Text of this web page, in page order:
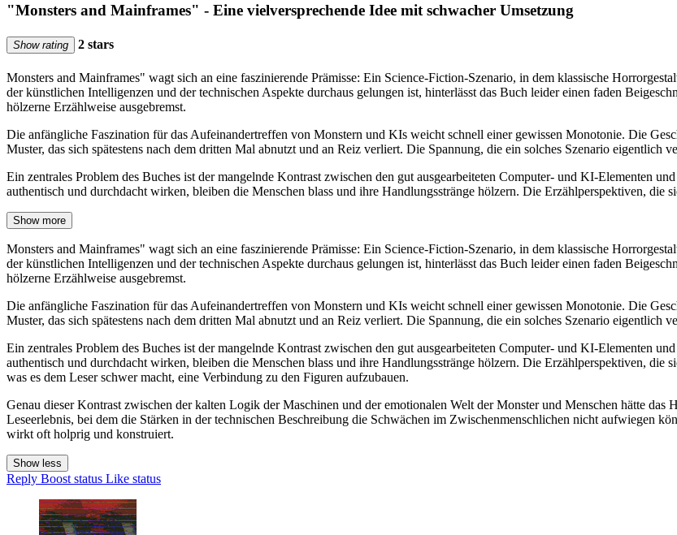
"Monsters and Mainframes" - Eine vielversprechende Idee mit schwacher Umsetzung
Show rating 2 stars
Monsters and Mainframes" wagt sich an eine faszinierende Prämisse: Ein Science-Fiction-Szenario, in dem klassische
der künstlichen Intelligenzen und der technischen Aspekte durchaus gelungen ist, hinterlässt das Buch leider einen faden
hölzerne Erzählweise ausgebremst.
Die anfängliche Faszination für das Aufeinandertreffen von Monstern und KIs weicht schnell einer gewissen Monotonie. Die
Muster, das sich spätestens nach dem dritten Mal abnutzt und an Reiz verliert. Die Spannung, die ein solches Szenario eigentlich
Ein zentrales Problem des Buches ist der mangelnde Kontrast zwischen den gut ausgearbeiteten Computer- und KI-Elementen
authentisch und durchdacht wirken, bleiben die Menschen blass und ihre Handlungsstränge hölzern. Die Erzählperspektiven, die
Show more
Monsters and Mainframes" wagt sich an eine faszinierende Prämisse: Ein Science-Fiction-Szenario, in dem klassische
der künstlichen Intelligenzen und der technischen Aspekte durchaus gelungen ist, hinterlässt das Buch leider einen faden
hölzerne Erzählweise ausgebremst.
Die anfängliche Faszination für das Aufeinandertreffen von Monstern und KIs weicht schnell einer gewissen Monotonie. Die
Muster, das sich spätestens nach dem dritten Mal abnutzt und an Reiz verliert. Die Spannung, die ein solches Szenario eigentlich
Ein zentrales Problem des Buches ist der mangelnde Kontrast zwischen den gut ausgearbeiteten Computer- und KI-Elementen
authentisch und durchdacht wirken, bleiben die Menschen blass und ihre Handlungsstränge hölzern. Die Erzählperspektiven,
was es dem Leser schwer macht, eine Verbindung zu den Figuren aufzubauen.
Genau dieser Kontrast zwischen der kalten Logik der Maschinen und der emotionalen Welt der Monster und Menschen hätte das
Leseerlebnis, bei dem die Stärken in der technischen Beschreibung die Schwächen im Zwischenmenschlichen nicht aufwiegen
wirkt oft holprig und konstruiert.
Show less
Reply Boost status Like status